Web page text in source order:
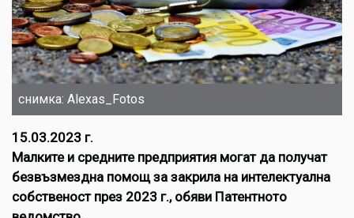
снимка: Alexas_Fotos
15.03.2023 г.
Mалките и средните предприятия могат да получат
безвъзмездна помощ за закрила на интелектуална
собственост през 2023 г., обяви Патентното